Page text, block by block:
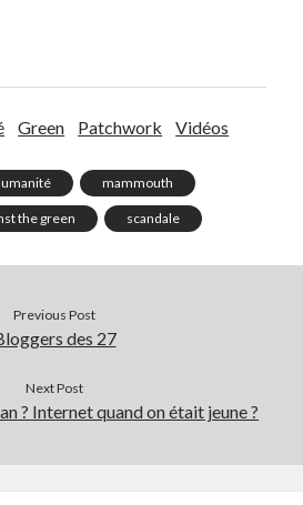
Green Patchwork Vidéos
mammouth
the green scandale
Previous Post
des 27
Next Post
? Internet quand on était jeune ?